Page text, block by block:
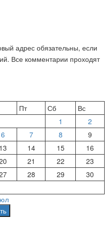
адрес обязательны, если
Все комментарии проходят
Пт Сб
Вс
1
2
6 7 8
9
13 14 15
16
21 22
23
28 29
30